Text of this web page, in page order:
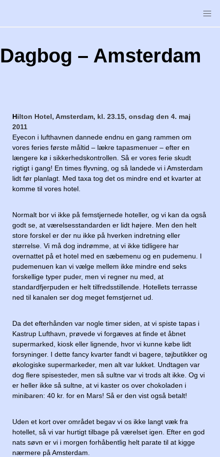
content
Dagbog – Amsterdam
Hilton Hotel, Amsterdam, kl. 23.15, onsdag den 4. maj
2011
Eyecon i lufthavnen dannede endnu en gang rammen om
vores feries første måltid – lækre tapasmenuer – efter en
længere kø i sikkerhedskontrollen. Så er vores ferie skudt
rigtigt i gang! En times flyvning, og så landede vi i Amsterdam
lidt før planlagt. Med taxa tog det os mindre end et kvarter at
komme til vores hotel.
Normalt bor vi ikke på femstjernede hoteller, og vi kan da også
godt se, at værelsesstandarden er lidt højere. Men den helt
store forskel er der nu ikke på hverken indretning eller
størrelse. Vi må dog indrømme, at vi ikke tidligere har
overnattet på et hotel med en sæbemenu og en pudemenu. I
pudemenuen kan vi vælge mellem ikke mindre end seks
forskellige typer puder, men vi regner nu med, at
standardfjerpuden er helt tilfredsstillende. Hotellets terrasse
ned til kanalen ser dog meget femstjernet ud.
Da det efterhånden var nogle timer siden, at vi spiste tapas i
Kastrup Lufthavn, prøvede vi forgæves at finde et åbnet
supermarked, kiosk eller lignende, hvor vi kunne købe lidt
forsyninger. I dette fancy kvarter fandt vi bagere, tøjbutikker og
økologiske supermarkeder, men alt var lukket. Undtagen var
dog flere spisesteder, men så sultne var vi trods alt ikke. Og vi
er heller ikke så sultne, at vi kaster os over chokoladen i
minibaren: 40 kr. for en Mars! Så er den vist også betalt!
Uden et kort over området begav vi os ikke langt væk fra
hotellet, så vi var hurtigt tilbage på værelset igen. Efter en god
nats søvn er vi i morgen forhåbentlig helt parate til at kigge
nærmere på Amsterdam.